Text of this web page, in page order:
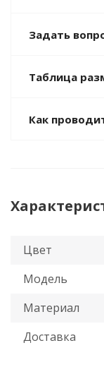
Задать
Таблица
Как
Цвет
Модель
Материал
Доставка